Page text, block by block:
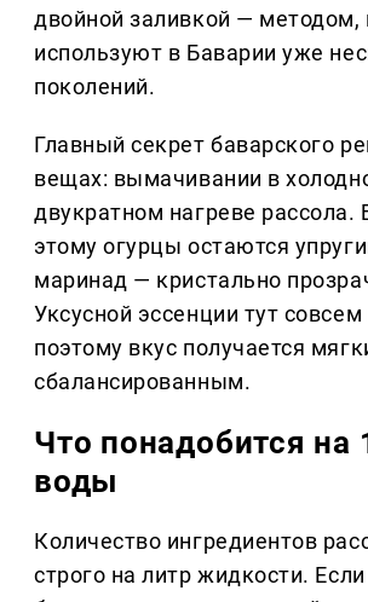
двойной заливкой — методом,
используют в Баварии уже
поколений.
Главный секрет баварского
вещах: вымачивании в
двукратном нагреве рассола.
этому огурцы остаются
маринад — кристально
Уксусной эссенции тут
поэтому вкус получается
сбалансированным.
Что понадобится на
воды
Количество ингредиентов
строго на литр жидкости.